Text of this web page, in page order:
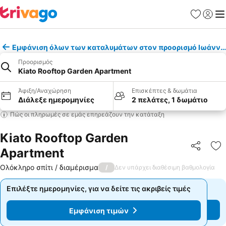
Εμφάνιση όλων των καταλυμάτων στον προορισμό
Προορισμός
Kiato Rooftop Garden Apartment
Άφιξη/Αναχώρηση
Διάλεξε ημερομηνίες
Επισκέπτες & δωμάτια
2 πελάτες, 1 δωμάτιο
Πώς οι πληρωμές σε εμάς επηρεάζουν την κατάταξη
Kiato Rooftop Garden
Apartment
Ολόκληρο σπίτι / διαμέρισμα / Δεν υπάρχει διαθέσιμη βαθμολογία
Επιλέξτε ημερομηνίες, για να δείτε τις ακριβείς τιμές
Εμφάνιση τιμών
Επιλέξτε ημερομηνίες, για να δείτε τις ακριβείς τιμές
Εμφάνιση τιμών